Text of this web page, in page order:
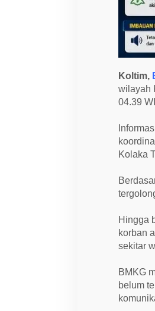
Koltim,
wilayah
04.39
Kolaka
Hingga
korban
sekitar
BMKG
belum